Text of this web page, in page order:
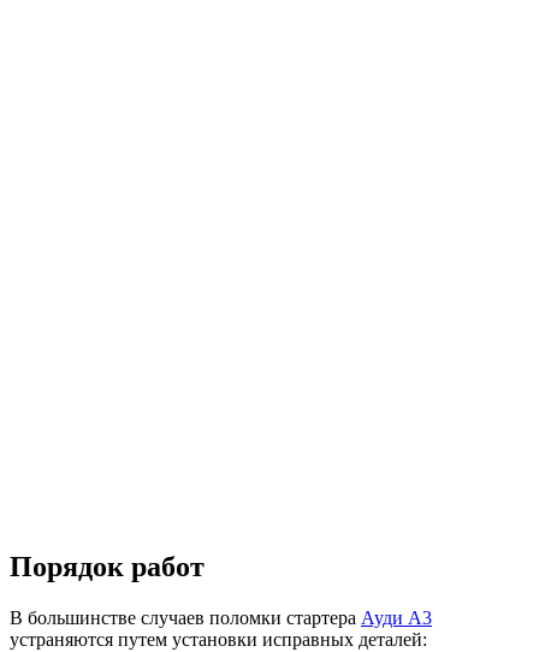
Порядок работ
В большинстве случаев поломки стартера Ауди А3
устраняются путем установки исправных деталей: